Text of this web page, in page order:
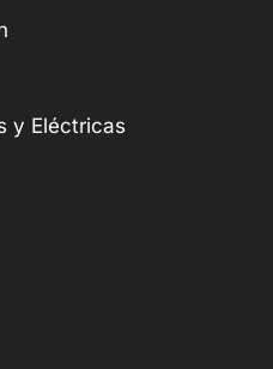
y Eléctricas